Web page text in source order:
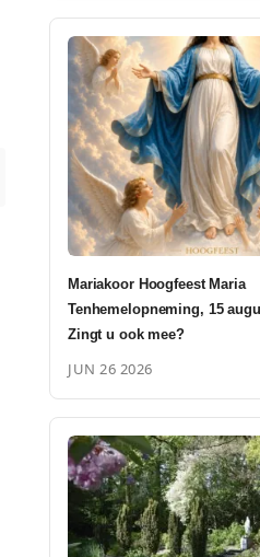
Mariakoor Hoogfeest Maria
Tenhemelopneming, 15
Zingt u ook mee?
JUN 26 2026